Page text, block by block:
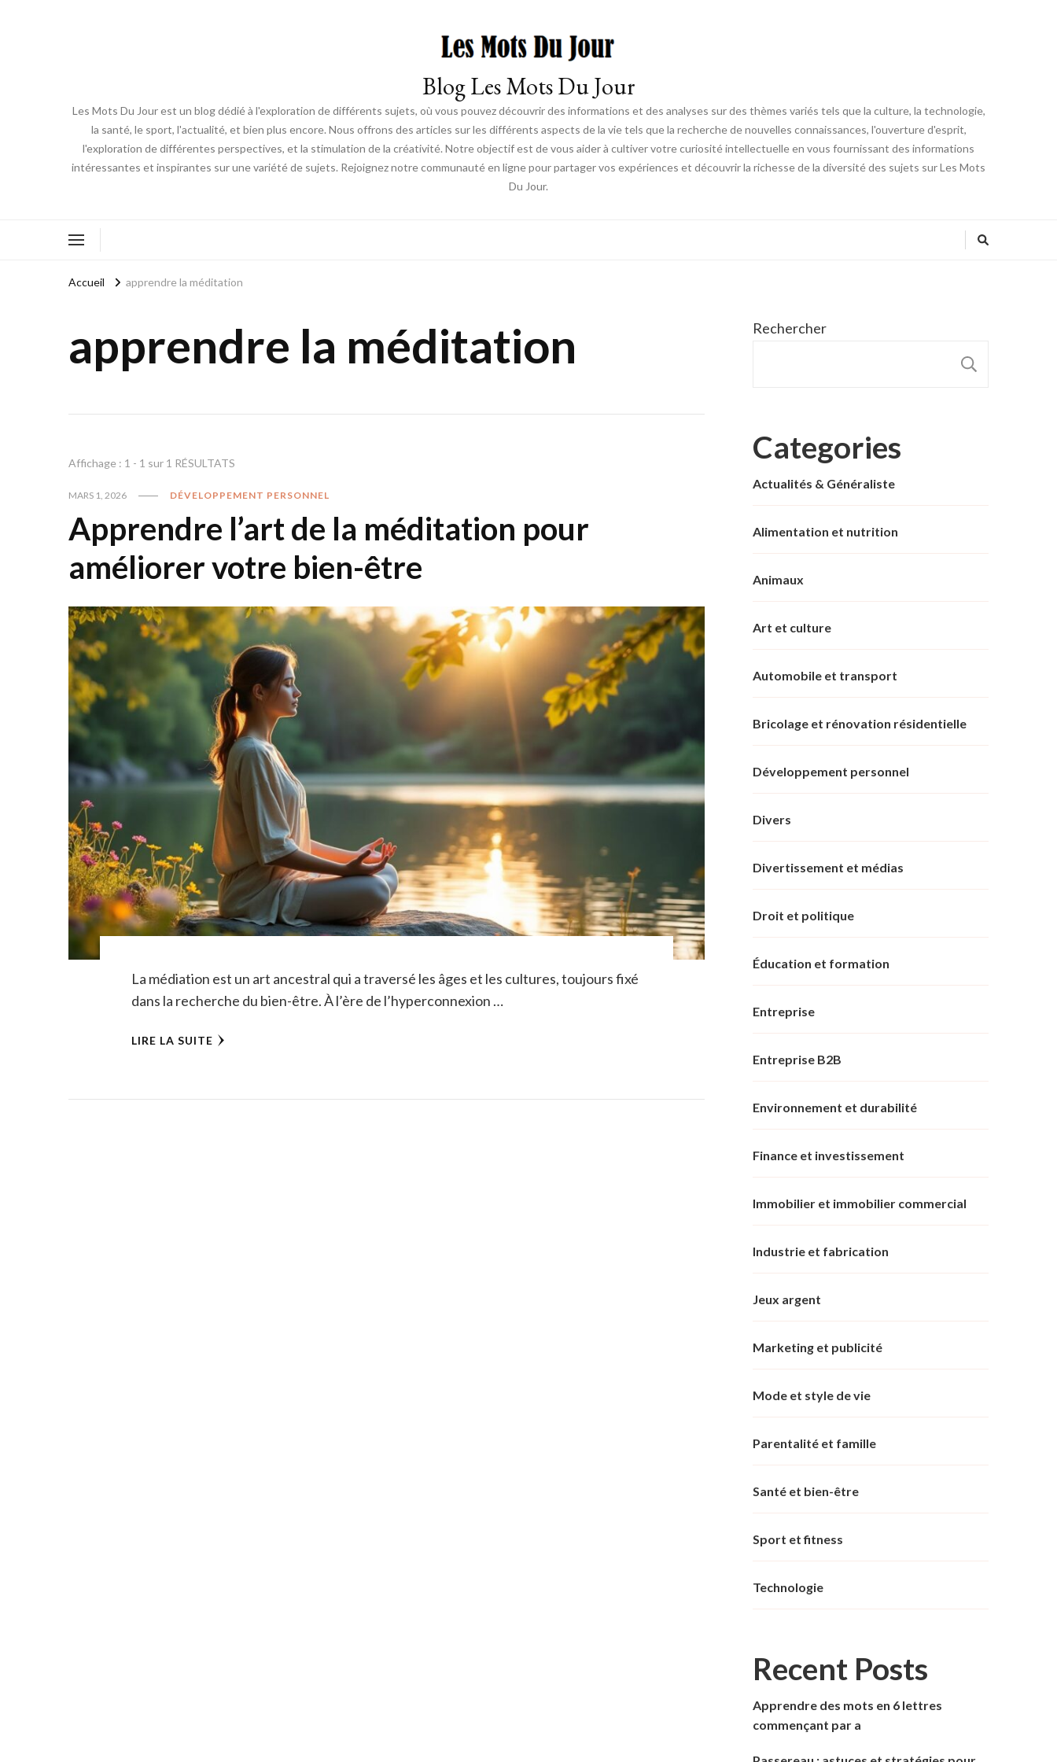
Blog Les Mots Du Jour
Les Mots Du Jour est un blog dédié à l'exploration de différents sujets, où vous pouvez découvrir des informations et des analyses sur des thèmes variés tels que la culture, la technologie,
la santé, le sport, l'actualité, et bien plus encore. Nous offrons des articles sur les différents aspects de la vie tels que la recherche de nouvelles connaissances, l'ouverture d'esprit,
l'exploration de différentes perspectives, et la stimulation de la créativité. Notre objectif est de vous aider à cultiver votre curiosité intellectuelle en vous fournissant des informations
intéressantes et inspirantes sur une variété de sujets. Rejoignez notre communauté en ligne pour partager vos expériences et découvrir la richesse de la diversité des sujets sur Les Mots
Du Jour.
Accueil apprendre la méditation
apprendre la méditation
Affichage : 1 - 1 sur 1 RÉSULTATS
MARS 1, 2026 DÉVELOPPEMENT PERSONNEL
Apprendre l’art de la méditation pour
améliorer votre bien-être
La médiation est un art ancestral qui a traversé les âges et les cultures, toujours fixé
dans la recherche du bien-être. À l’ère de l’hyperconnexion …
LIRE LA SUITE
Rechercher
Categories
Actualités & Généraliste
Alimentation et nutrition
Animaux
Art et culture
Automobile et transport
Bricolage et rénovation résidentielle
Développement personnel
Divers
Divertissement et médias
Droit et politique
Éducation et formation
Entreprise
Entreprise B2B
Environnement et durabilité
Finance et investissement
Immobilier et immobilier commercial
Industrie et fabrication
Jeux argent
Marketing et publicité
Mode et style de vie
Parentalité et famille
Santé et bien-être
Sport et fitness
Technologie
Recent Posts
Apprendre des mots en 6 lettres
commençant par a